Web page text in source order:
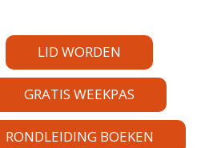
LID WORDEN
GRATIS WEEKPAS
RONDLEIDING BOEKEN